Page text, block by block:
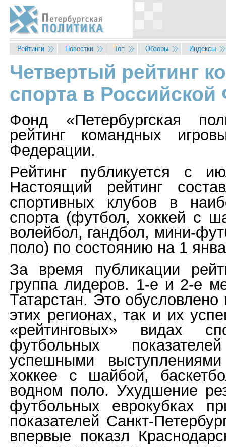
Перейти к основному содержанию
Рейтинги Повестки Топ Обзоры Индексы
Вы здесь
Четвертый рейтинг
спорта в
Фонд «Петербургская
рейтинг командных
Федерации.
Рейтинг публикуется с
Настоящий рейтинг
спортивных клубов в
спорта (футбол, хоккей с
волейбол, гандбол, мини-
поло) по состоянию на 1
За время публикации
группа лидеров. 1-е и 2-е
Татарстан. Это
этих регионах, так и их
«рейтинговых» видах
футбольных
успешными
хоккее с шайбой,
водном поло. Ухудшение
футбольных еврокубках
показателей Санкт-
впервые показл